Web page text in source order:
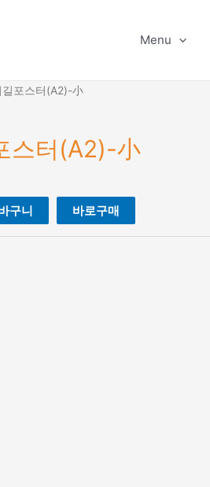
Menu
길포스터(A2)-小
스터(A2)-小
구니 바로구매